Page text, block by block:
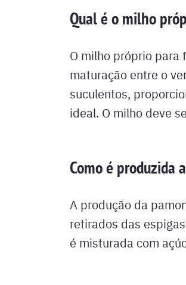
Qual é o milho
O milho próprio para
maturação entre o
suculentos,
ideal. O milho deve
Como é produzida
A produção da
retirados das
é misturada com